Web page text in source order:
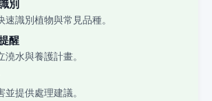
別
速識別植物與常見品種。
醒
澆水與養護計畫。
並提供處理建議。